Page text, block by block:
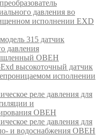
давления во
исполнении EXD
315 датчик
давления
ОВЕН
высокоточный датчик
исполнении
реле давления для
и
ОВЕН
реле давления для
и водоснабжения ОВЕН